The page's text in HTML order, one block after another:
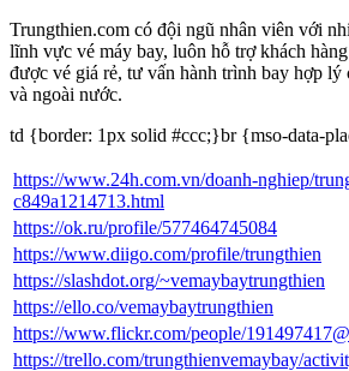
Trungthien.com có đội ngũ nhân viên với
lĩnh vực vé máy bay, luôn hỗ trợ khách
được vé giá rẻ, tư vấn hành trình bay hợp lý
và ngoài nước.
td {border: 1px solid #ccc;}br {mso-data-
https://www.24h.com.vn/doanh-nghiep/
c849a1214713.html
https://ok.ru/profile/577464745084
https://www.diigo.com/profile/trungthien
https://slashdot.org/~vemaybaytrungthien
https://ello.co/vemaybaytrungthien
https://www.flickr.com/people/
https://trello.com/trungthienvemaybay/